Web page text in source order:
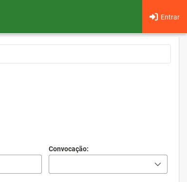
Entrar
Convocação: